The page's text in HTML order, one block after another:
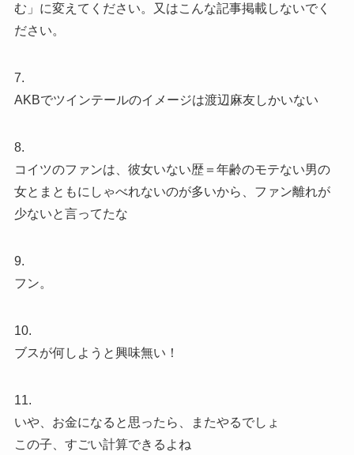
む」に変えてください。又はこんな記事掲載しないでく
ださい。
7.
AKBでツインテールのイメージは渡辺麻友しかいない
8.
コイツのファンは、彼女いない歴＝年齢のモテない男の
女とまともにしゃべれないのが多いから、ファン離れが
少ないと言ってたな
9.
フン。
10.
ブスが何しようと興味無い！
11.
いや、お金になると思ったら、またやるでしょ
この子、すごい計算できるよね